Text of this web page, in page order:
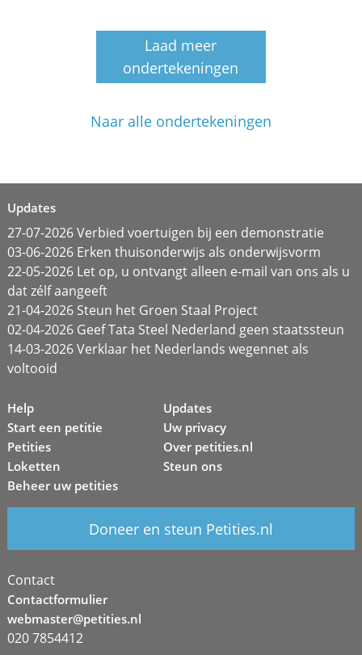
Laad meer
ondertekeningen
Naar alle ondertekeningen
Updates
27-07-2026 Verbied voertuigen bij een demonstratie
03-06-2026 Erken thuisonderwijs als onderwijsvorm
22-05-2026 Let op, u ontvangt alleen e-mail van ons als u
dat zélf aangeeft
21-04-2026 Steun het Groen Staal Project
02-04-2026 Geef Tata Steel Nederland geen staatssteun
14-03-2026 Verklaar het Nederlands wegennet als
voltooid
Help
Start een petitie
Petities
Loketten
Beheer uw petities
Updates
Uw privacy
Over petities.nl
Steun ons
Doneer en steun Petities.nl
Contact
Contactformulier
webmaster@petities.nl
020 7854412